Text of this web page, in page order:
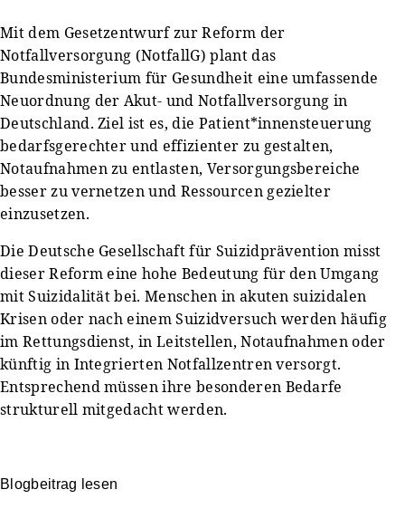
Mit dem Gesetzentwurf zur Reform der
Notfallversorgung (NotfallG) plant das
Bundesministerium für Gesundheit eine umfassende
Neuordnung der Akut- und Notfallversorgung in
Deutschland. Ziel ist es, die Patient*innensteuerung
bedarfsgerechter und effizienter zu gestalten,
Notaufnahmen zu entlasten, Versorgungsbereiche
besser zu vernetzen und Ressourcen gezielter
einzusetzen.
Die Deutsche Gesellschaft für Suizidprävention misst
dieser Reform eine hohe Bedeutung für den Umgang
mit Suizidalität bei. Menschen in akuten suizidalen
Krisen oder nach einem Suizidversuch werden häufig
im Rettungsdienst, in Leitstellen, Notaufnahmen oder
künftig in Integrierten Notfallzentren versorgt.
Entsprechend müssen ihre besonderen Bedarfe
strukturell mitgedacht werden.
Blogbeitrag lesen